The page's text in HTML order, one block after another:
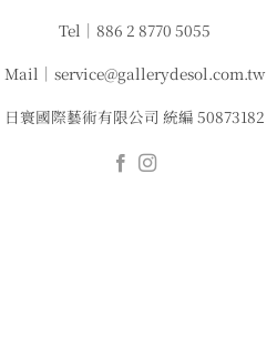
Tel｜886 2 8770 5055
Mail｜service@gallerydesol.com.tw
日寰國際藝術有限公司 統編 50873182